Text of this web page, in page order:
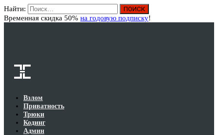
Найти:
Временная скидка 50% на годовую подписку!
Взлом
Приватность
Трюки
Кодинг
Админ